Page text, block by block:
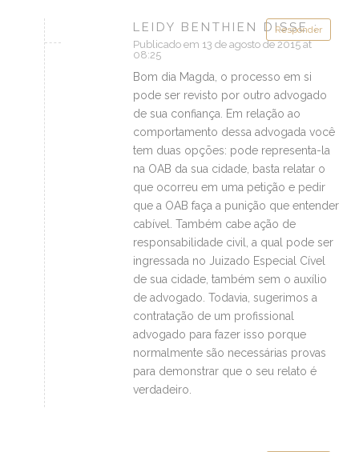
Responder
LEIDY BENTHIEN DISSE :
Publicado em 13 de agosto de 2015 at
08:25
Bom dia Magda, o processo em si
pode ser revisto por outro advogado
de sua confiança. Em relação ao
comportamento dessa advogada você
tem duas opções: pode representa-la
na OAB da sua cidade, basta relatar o
que ocorreu em uma petição e pedir
que a OAB faça a punição que entender
cabível. Também cabe ação de
responsabilidade civil, a qual pode ser
ingressada no Juizado Especial Cível
de sua cidade, também sem o auxílio
de advogado. Todavia, sugerimos a
contratação de um profissional
advogado para fazer isso porque
normalmente são necessárias provas
para demonstrar que o seu relato é
verdadeiro.